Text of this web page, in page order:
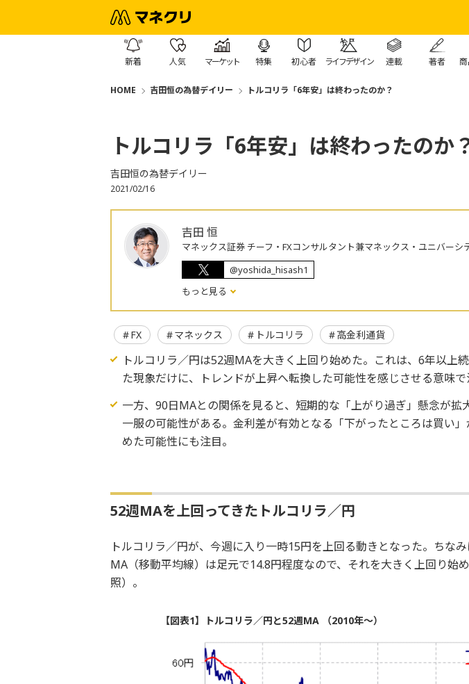
新着 人気 マーケット 特集 初心者 ライフデザイン 連載 著者 商
HOME 吉田恒の為替デイリー トルコリラ「6年安」は終わったのか？
トルコリラ「6年安」は終わったのか
吉田恒の為替デイリー
2021/02/16
吉田 恒
マネックス証券 チーフ・FXコンサルタント兼マネックス・ユニバーシ
@yoshida_hisash1
もっと見る
FX マネックス トルコリラ 高金利通貨
トルコリラ／円は52週MAを大きく上回り始めた。これは、6年以上
た現象だけに、トレンドが上昇へ転換した可能性を感じさせる意味で
一方、90日MAとの関係を見ると、短期的な「上がり過ぎ」懸念が拡
一服の可能性がある。金利差が有効となる「下がったところは買い
めた可能性にも注目。
52週MAを上回ってきたトルコリラ／円
トルコリラ／円が、今週に入り一時15円を上回る動きとなった。ちな
MA（移動平均線）は足元で14.8円程度なので、それを大きく上回り始
照）。
【図表1】トルコリラ／円と52週MA （2010年～）